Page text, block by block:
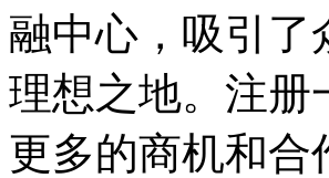
融中心，吸引了
理想之地。注册
更多的商机和合